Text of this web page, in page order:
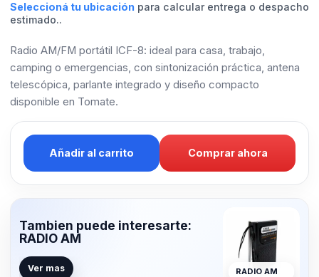
Seleccioná tu ubicación para calcular entrega o despacho
estimado..
Radio AM/FM portátil ICF-8: ideal para casa, trabajo,
camping o emergencias, con sintonización práctica, antena
telescópica, parlante integrado y diseño compacto
disponible en Tomate.
Añadir al carrito Comprar ahora
Tambien puede interesarte:
RADIO AM
Ver mas RADIO AM